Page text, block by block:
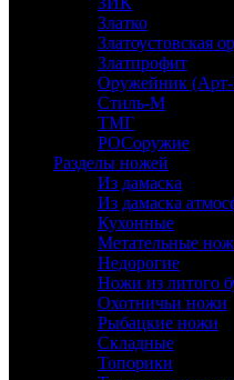
Златко
Златоустовская
Златпрофит
Оружейник (Арт-
Стиль-М
ТМГ
РОСоружие
Разделы ножей
Из дамаска
Из дамаска
Кухонные
Метательные
Недорогие
Ножи из литого
Охотничьи ножи
Рыбацкие ножи
Складные
Топорики